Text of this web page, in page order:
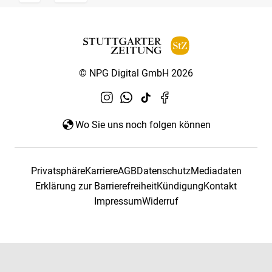
© NPG Digital GmbH 2026
Wo Sie uns noch folgen können
PrivatsphäreKarriereAGBDatenschutzMediadaten
Erklärung zur BarrierefreiheitKündigungKontakt
ImpressumWiderruf